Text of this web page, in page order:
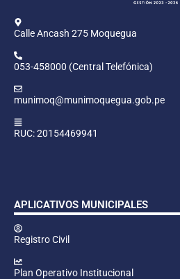
Calle Ancash 275 Moquegua
053-458000 (Central Telefónica)
munimoq@munimoquegua.gob.pe
RUC: 20154469941
APLICATIVOS MUNICIPALES
Registro Civil
Plan Operativo Institucional